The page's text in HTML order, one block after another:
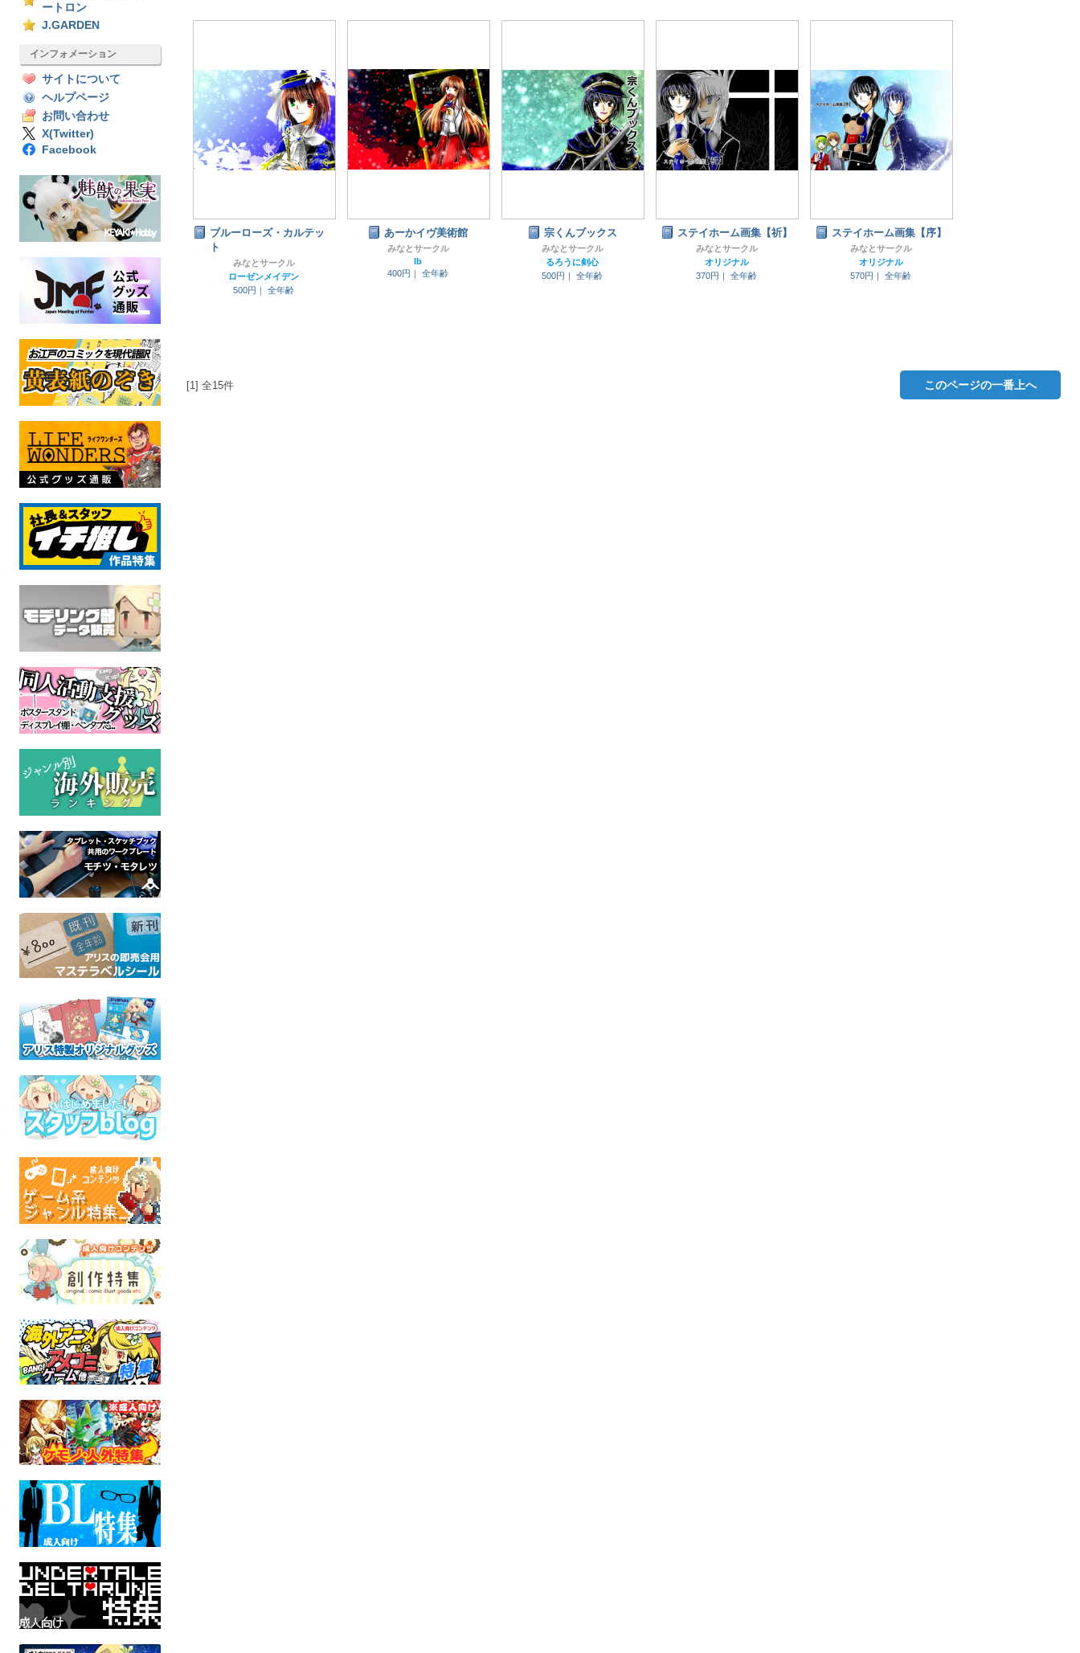
ートロン
J.GARDEN
インフォメーション
サイトについて
ヘルプページ
お問い合わせ
X(Twitter)
Facebook
ブルーローズ・カルテッ
ト
みなとサークル
ローゼンメイデン
500円｜
全年齢
あーかイヴ美術館
みなとサークル
Ib
400円｜
全年齢
宗くんブックス
みなとサークル
るろうに剣心
500円｜
全年齢
ステイホーム画集【祈】
みなとサークル
オリジナル
370円｜
全年齢
ステイホーム画集【序】
みなとサークル
オリジナル
570円｜
全年齢
[1] 全15件 このページの一番上へ